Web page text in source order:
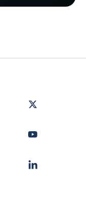
Twitter
Youtube
LinkedIn